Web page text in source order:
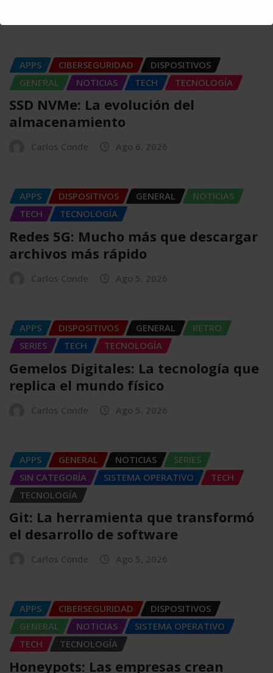
APPS CIBERSEGURIDAD
DISPOSITIVOS
GENERAL
NOTICIAS TECH TECNOLOGÍA
SSD NVMe: La evolución del
almacenamiento
Carlos Conde Ago 6, 2026
APPS DISPOSITIVOS GENERAL
NOTICIAS
TECH
TECNOLOGÍA
Redes 5G: Mucho más que descargar
archivos más rápido
Carlos Conde Ago 5, 2026
APPS DISPOSITIVOS GENERAL
RETRO
SERIES
TECH TECNOLOGÍA
Gemelos Digitales: La tecnología que
replica el mundo físico
Carlos Conde Ago 5, 2026
APPS GENERAL NOTICIAS
SERIES
SIN CATEGORÍA
SISTEMA OPERATIVO
TECH
TECNOLOGÍA
Git: La herramienta que transformó
el desarrollo de software
Carlos Conde Ago 5, 2026
APPS CIBERSEGURIDAD
DISPOSITIVOS
GENERAL
NOTICIAS
SISTEMA OPERATIVO
TECH
TECNOLOGÍA
Honeypots: Las empresas crean